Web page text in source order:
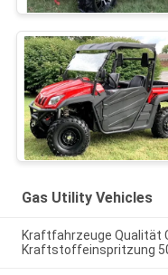
Gas Utility Vehicles
Kraftfahrzeuge Qualität
Kraftstoffeinspritzung